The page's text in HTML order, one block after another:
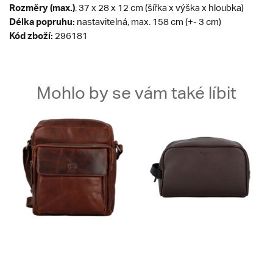
Rozměry (max.): 37 x 28 x 12 cm (šířka x výška x hloubka)
Délka popruhu: nastavitelná, max. 158 cm (+- 3 cm)
Kód zboží: 296181
Mohlo by se vám také líbit